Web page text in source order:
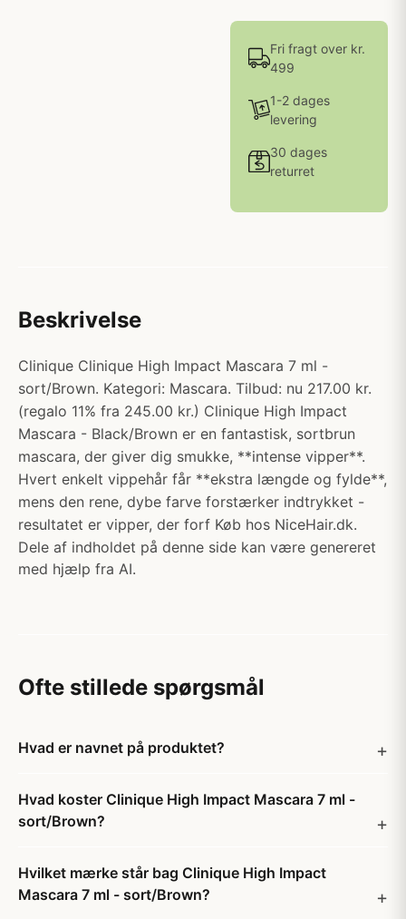
Fri fragt over kr.
499
1-2 dages
levering
30 dages
returret
Beskrivelse
Clinique Clinique High Impact Mascara 7 ml -
sort/Brown. Kategori: Mascara. Tilbud: nu 217.00 kr.
(regalo 11% fra 245.00 kr.) Clinique High Impact
Mascara - Black/Brown er en fantastisk, sortbrun
mascara, der giver dig smukke, **intense vipper**.
Hvert enkelt vippehår får **ekstra længde og fylde**,
mens den rene, dybe farve forstærker indtrykket -
resultatet er vipper, der forf Køb hos NiceHair.dk.
Dele af indholdet på denne side kan være genereret
med hjælp fra AI.
Ofte stillede spørgsmål
Hvad er navnet på produktet?
Hvad koster Clinique High Impact Mascara 7 ml -
sort/Brown?
Hvilket mærke står bag Clinique High Impact
Mascara 7 ml - sort/Brown?